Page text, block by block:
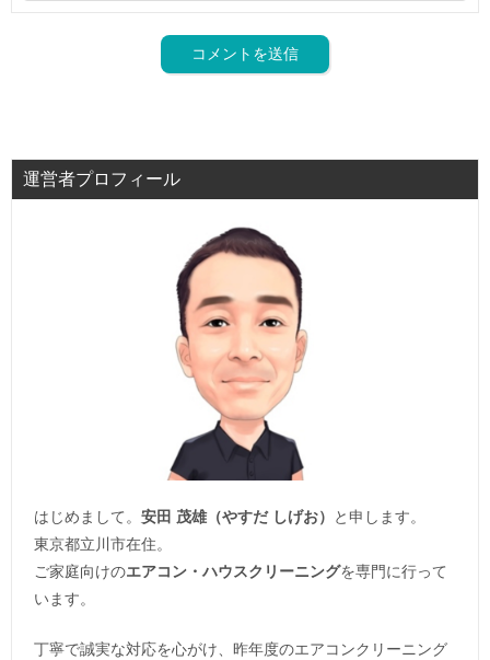
運営者プロフィール
はじめまして。 安田 茂雄（やすだ しげお）
と申します。
東京都立川市在住。
ご家庭向けのエアコン・ハウスクリーニングを専門に行って
います。
丁寧で誠実な対応を心がけ、昨年度のエアコンクリーニング